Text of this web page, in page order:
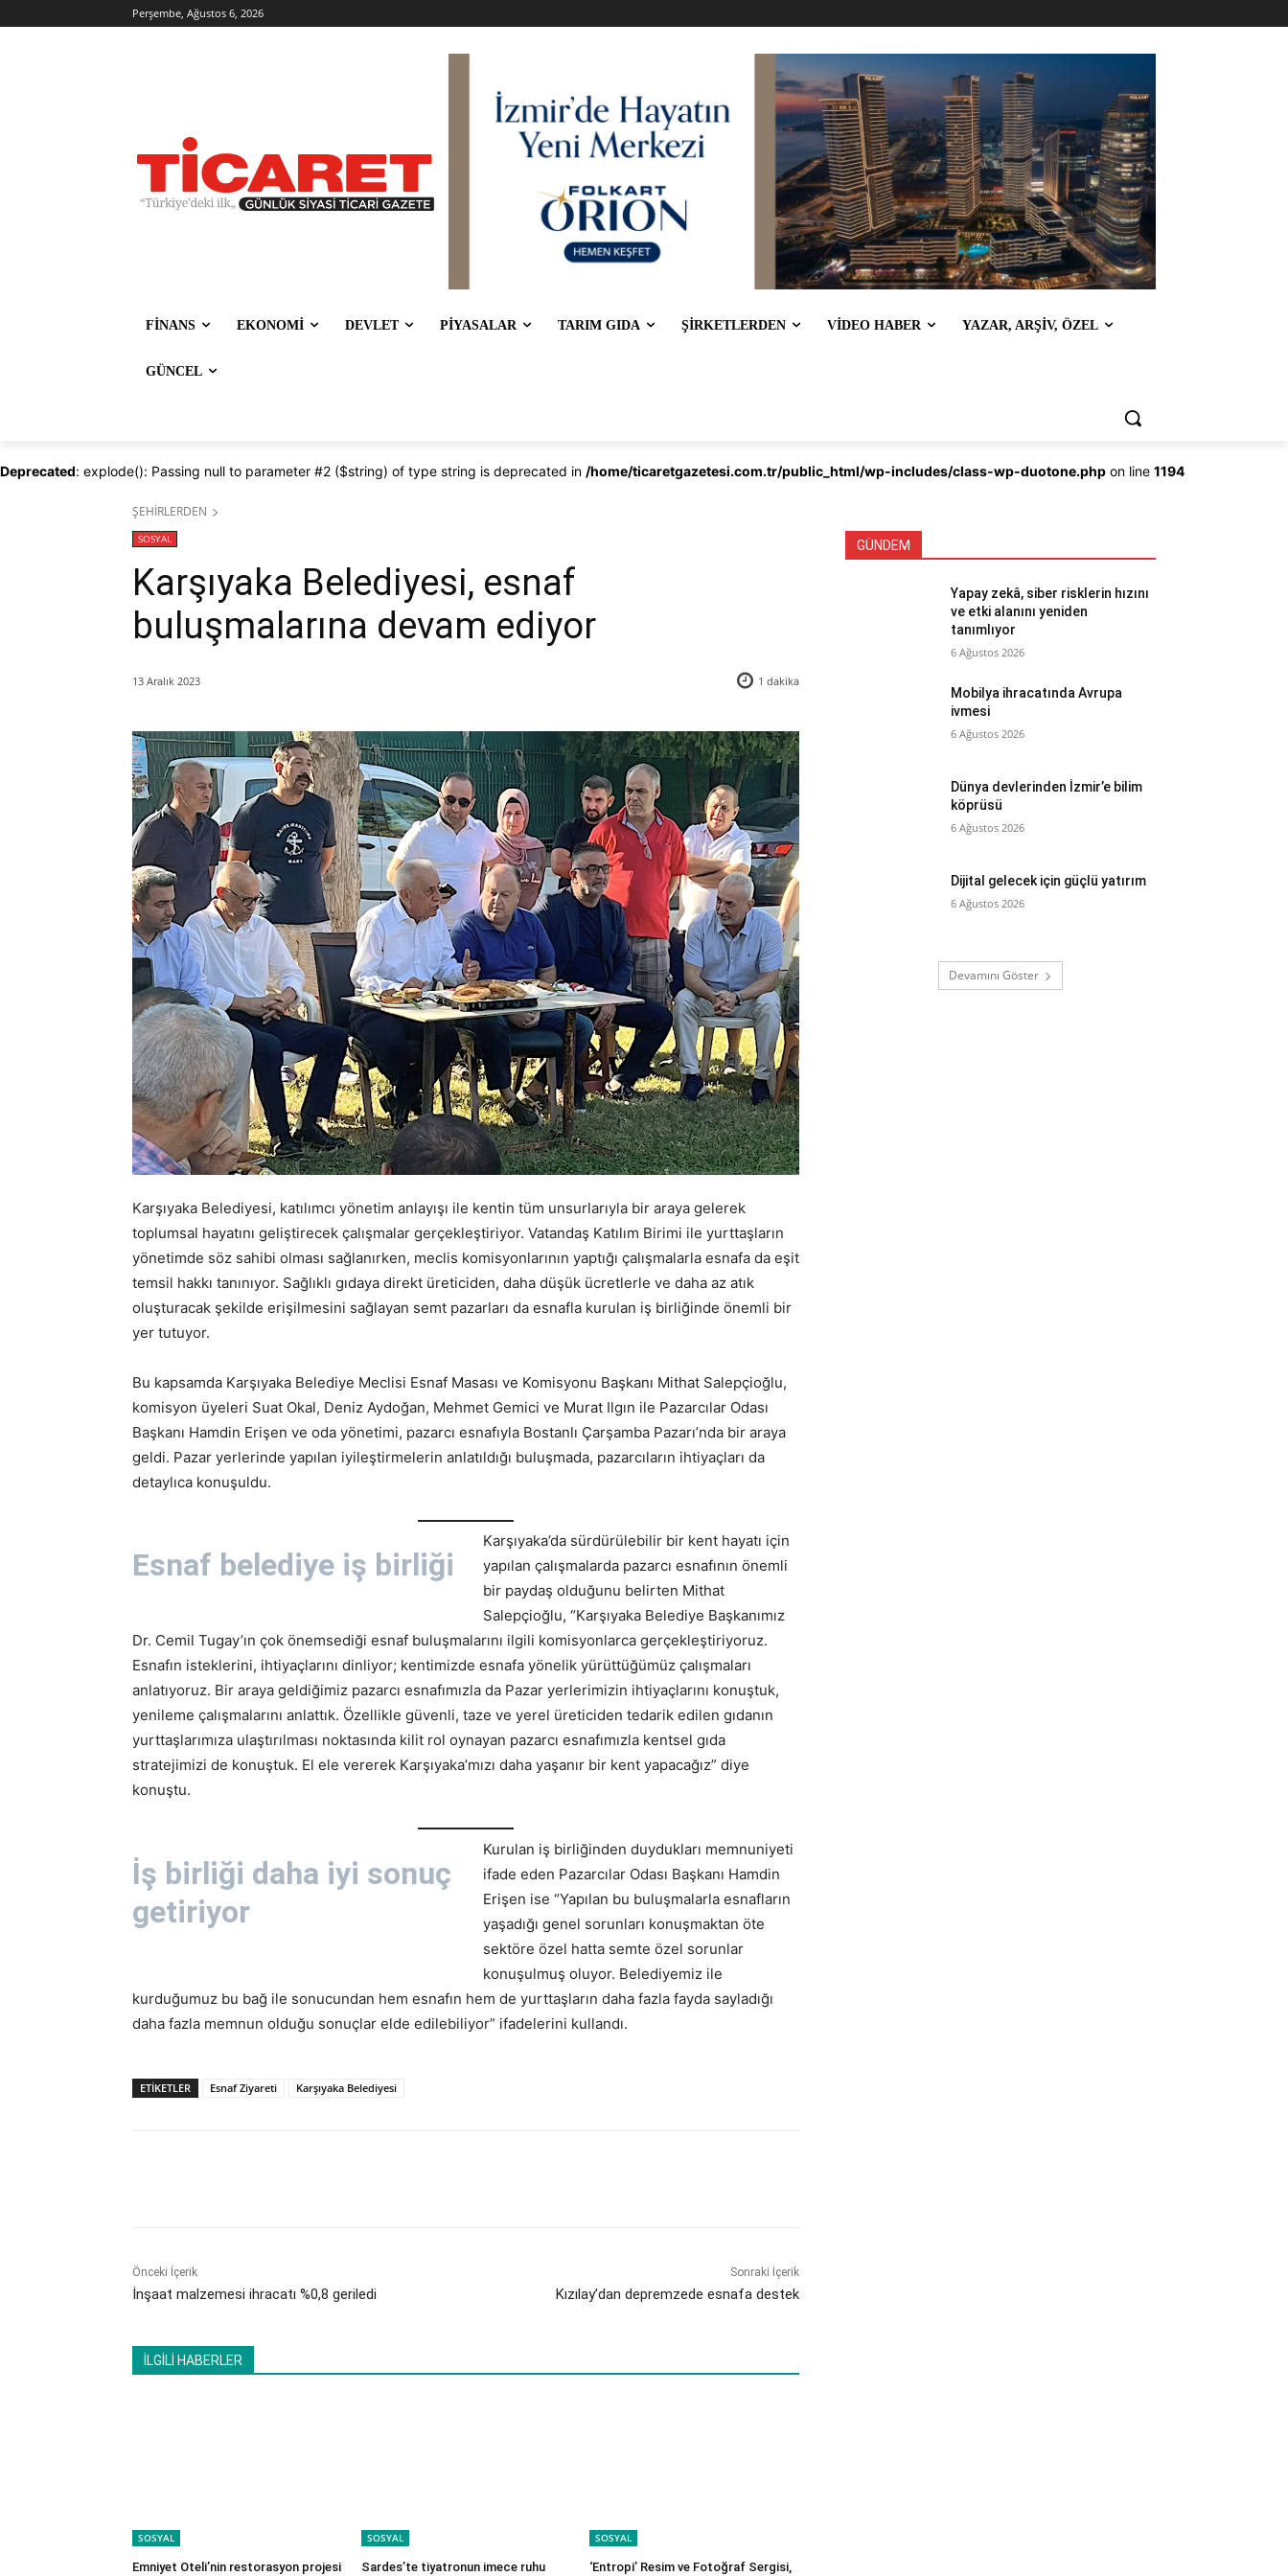
Perşembe, Ağustos 6, 2026
FİNANS EKONOMİ DEVLET PİYASALAR TARIM GIDA ŞİRKETLERDEN VİDEO HABER YAZAR, ARŞİV, ÖZEL
GÜNCEL
Deprecated: explode(): Passing null to parameter #2 ($string) of type string is deprecated in /home/ticaretgazetesi.com.tr/public_html/wp-includes/class-wp-duotone.php on line 1194
ŞEHİRLERDEN
SOSYAL
Karşıyaka Belediyesi, esnaf
buluşmalarına devam ediyor
13 Aralık 2023 1 dakika
Karşıyaka Belediyesi, katılımcı yönetim anlayışı ile kentin tüm unsurlarıyla bir araya gelerek
toplumsal hayatını geliştirecek çalışmalar gerçekleştiriyor. Vatandaş Katılım Birimi ile yurttaşların
yönetimde söz sahibi olması sağlanırken, meclis komisyonlarının yaptığı çalışmalarla esnafa da eşit
temsil hakkı tanınıyor. Sağlıklı gıdaya direkt üreticiden, daha düşük ücretlerle ve daha az atık
oluşturacak şekilde erişilmesini sağlayan semt pazarları da esnafla kurulan iş birliğinde önemli bir
yer tutuyor.
Bu kapsamda Karşıyaka Belediye Meclisi Esnaf Masası ve Komisyonu Başkanı Mithat Salepçioğlu,
komisyon üyeleri Suat Okal, Deniz Aydoğan, Mehmet Gemici ve Murat Ilgın ile Pazarcılar Odası
Başkanı Hamdin Erişen ve oda yönetimi, pazarcı esnafıyla Bostanlı Çarşamba Pazarı’nda bir araya
geldi. Pazar yerlerinde yapılan iyileştirmelerin anlatıldığı buluşmada, pazarcıların ihtiyaçları da
detaylıca konuşuldu.
Esnaf belediye iş birliği
Karşıyaka’da sürdürülebilir bir kent hayatı için
yapılan çalışmalarda pazarcı esnafının önemli
bir paydaş olduğunu belirten Mithat
Salepçioğlu, “Karşıyaka Belediye Başkanımız
Dr. Cemil Tugay’ın çok önemsediği esnaf buluşmalarını ilgili komisyonlarca gerçekleştiriyoruz.
Esnafın isteklerini, ihtiyaçlarını dinliyor; kentimizde esnafa yönelik yürüttüğümüz çalışmaları
anlatıyoruz. Bir araya geldiğimiz pazarcı esnafımızla da Pazar yerlerimizin ihtiyaçlarını konuştuk,
yenileme çalışmalarını anlattık. Özellikle güvenli, taze ve yerel üreticiden tedarik edilen gıdanın
yurttaşlarımıza ulaştırılması noktasında kilit rol oynayan pazarcı esnafımızla kentsel gıda
stratejimizi de konuştuk. El ele vererek Karşıyaka’mızı daha yaşanır bir kent yapacağız” diye
konuştu.
İş birliği daha iyi sonuç
getiriyor
Kurulan iş birliğinden duydukları memnuniyeti
ifade eden Pazarcılar Odası Başkanı Hamdin
Erişen ise “Yapılan bu buluşmalarla esnafların
yaşadığı genel sorunları konuşmaktan öte
sektöre özel hatta semte özel sorunlar
konuşulmuş oluyor. Belediyemiz ile
kurduğumuz bu bağ ile sonucundan hem esnafın hem de yurttaşların daha fazla fayda sayladığı
daha fazla memnun olduğu sonuçlar elde edilebiliyor” ifadelerini kullandı.
ETİKETLER Esnaf Ziyareti Karşıyaka Belediyesi
Önceki İçerik
İnşaat malzemesi ihracatı %0,8 geriledi
Sonraki İçerik
Kızılay’dan depremzede esnafa destek
İLGİLİ HABERLER
SOSYAL
Emniyet Oteli’nin restorasyon projesi
SOSYAL
Sardes’te tiyatronun imece ruhu
SOSYAL
‘Entropi’ Resim ve Fotoğraf Sergisi,
GÜNDEM
Yapay zekâ, siber risklerin hızını
ve etki alanını yeniden
tanımlıyor
6 Ağustos 2026
Mobilya ihracatında Avrupa
ivmesi
6 Ağustos 2026
Dünya devlerinden İzmir’e bilim
köprüsü
6 Ağustos 2026
Dijital gelecek için güçlü yatırım
6 Ağustos 2026
Devamını Göster